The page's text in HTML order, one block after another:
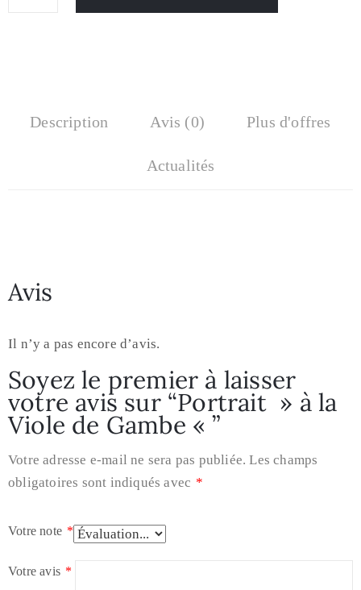
Description Avis (0) Plus d'offres
Actualités
Avis
Il n’y a pas encore d’avis.
Soyez le premier à laisser
votre avis sur “Portrait » à la
Viole de Gambe « ”
Votre adresse e-mail ne sera pas publiée. Les champs
obligatoires sont indiqués avec *
Votre note *
Votre avis *